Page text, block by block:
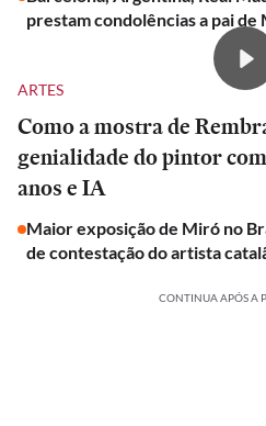
prestam condolências a pai de
ARTES
Como a mostra de
genialidade do pintor
anos e IA
Maior exposição de Miró no
de contestação do artista
CONTINUA APÓS A